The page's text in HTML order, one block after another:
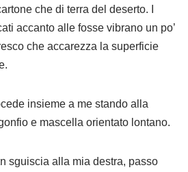
che di terra del deserto. I
accanto alle fosse vibrano un po’
che accarezza la superficie
insieme a me stando alla
e mascella orientato lontano.
sguiscia alla mia destra, passo